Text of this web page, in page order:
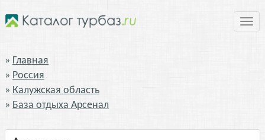
Главная
Россия
Калужская область
База отдыха Арсенал